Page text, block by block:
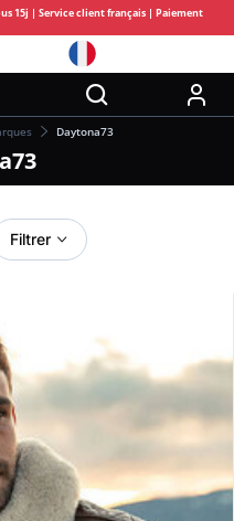
15j | Service client français | Paiement
Daytona73
Filtrer